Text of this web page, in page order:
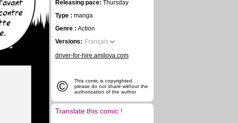
Releasing pace: Thursday
Type : manga
Genre : Action
Versions: Français
driver-for-hire.amilova.com
©
This comic is copyrighted,
please do not share without the
authorization of the author
Translate this comic !